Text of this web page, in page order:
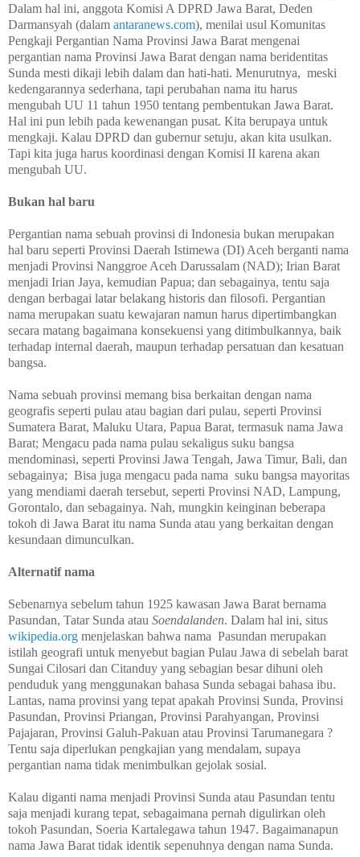
Dalam hal ini, anggota Komisi A DPRD Jawa Barat, Deden
Darmansyah (dalam antaranews.com), menilai usul Komunitas
Pengkaji Pergantian Nama Provinsi Jawa Barat mengenai
pergantian nama Provinsi Jawa Barat dengan nama beridentitas
Sunda mesti dikaji lebih dalam dan hati-hati. Menurutnya, meski
kedengarannya sederhana, tapi perubahan nama itu harus
mengubah UU 11 tahun 1950 tentang pembentukan Jawa Barat.
Hal ini pun lebih pada kewenangan pusat. Kita berupaya untuk
mengkaji. Kalau DPRD dan gubernur setuju, akan kita usulkan.
Tapi kita juga harus koordinasi dengan Komisi II karena akan
mengubah UU.
Bukan hal baru
Pergantian nama sebuah provinsi di Indonesia bukan merupakan
hal baru seperti Provinsi Daerah Istimewa (DI) Aceh berganti nama
menjadi Provinsi Nanggroe Aceh Darussalam (NAD); Irian Barat
menjadi Irian Jaya, kemudian Papua; dan sebagainya, tentu saja
dengan berbagai latar belakang historis dan filosofi. Pergantian
nama merupakan suatu kewajaran namun harus dipertimbangkan
secara matang bagaimana konsekuensi yang ditimbulkannya, baik
terhadap internal daerah, maupun terhadap persatuan dan kesatuan
bangsa.
Nama sebuah provinsi memang bisa berkaitan dengan nama
geografis seperti pulau atau bagian dari pulau, seperti Provinsi
Sumatera Barat, Maluku Utara, Papua Barat, termasuk nama Jawa
Barat; Mengacu pada nama pulau sekaligus suku bangsa
mendominasi, seperti Provinsi Jawa Tengah, Jawa Timur, Bali, dan
sebagainya; Bisa juga mengacu pada nama suku bangsa mayoritas
yang mendiami daerah tersebut, seperti Provinsi NAD, Lampung,
Gorontalo, dan sebagainya. Nah, mungkin keinginan beberapa
tokoh di Jawa Barat itu nama Sunda atau yang berkaitan dengan
kesundaan dimunculkan.
Alternatif nama
Sebenarnya sebelum tahun 1925 kawasan Jawa Barat bernama
Pasundan, Tatar Sunda atau Soendalanden. Dalam hal ini, situs
wikipedia.org menjelaskan bahwa nama Pasundan merupakan
istilah geografi untuk menyebut bagian Pulau Jawa di sebelah barat
Sungai Cilosari dan Citanduy yang sebagian besar dihuni oleh
penduduk yang menggunakan bahasa Sunda sebagai bahasa ibu.
Lantas, nama provinsi yang tepat apakah Provinsi Sunda, Provinsi
Pasundan, Provinsi Priangan, Provinsi Parahyangan, Provinsi
Pajajaran, Provinsi Galuh-Pakuan atau Provinsi Tarumanegara ?
Tentu saja diperlukan pengkajian yang mendalam, supaya
pergantian nama tidak menimbulkan gejolak sosial.
Kalau diganti nama menjadi Provinsi Sunda atau Pasundan tentu
saja menjadi kurang tepat, sebagaimana pernah digulirkan oleh
tokoh Pasundan, Soeria Kartalegawa tahun 1947. Bagaimanapun
nama Jawa Barat tidak identik sepenuhnya dengan nama Sunda.